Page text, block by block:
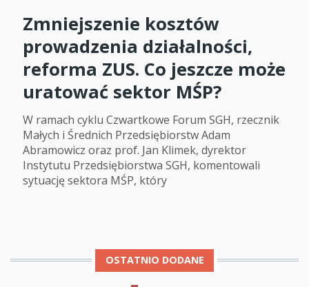
Zmniejszenie kosztów
prowadzenia działalności,
reforma ZUS. Co jeszcze może
uratować sektor MŚP?
W ramach cyklu Czwartkowe Forum SGH, rzecznik
Małych i Średnich Przedsiębiorstw Adam
Abramowicz oraz prof. Jan Klimek, dyrektor
Instytutu Przedsiębiorstwa SGH, komentowali
sytuację sektora MŚP, który
OSTATNIO DODANE